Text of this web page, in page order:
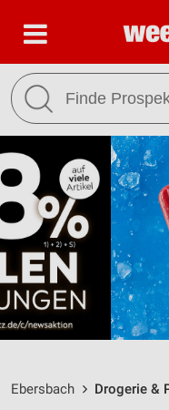
Ebersbach Drogerie &